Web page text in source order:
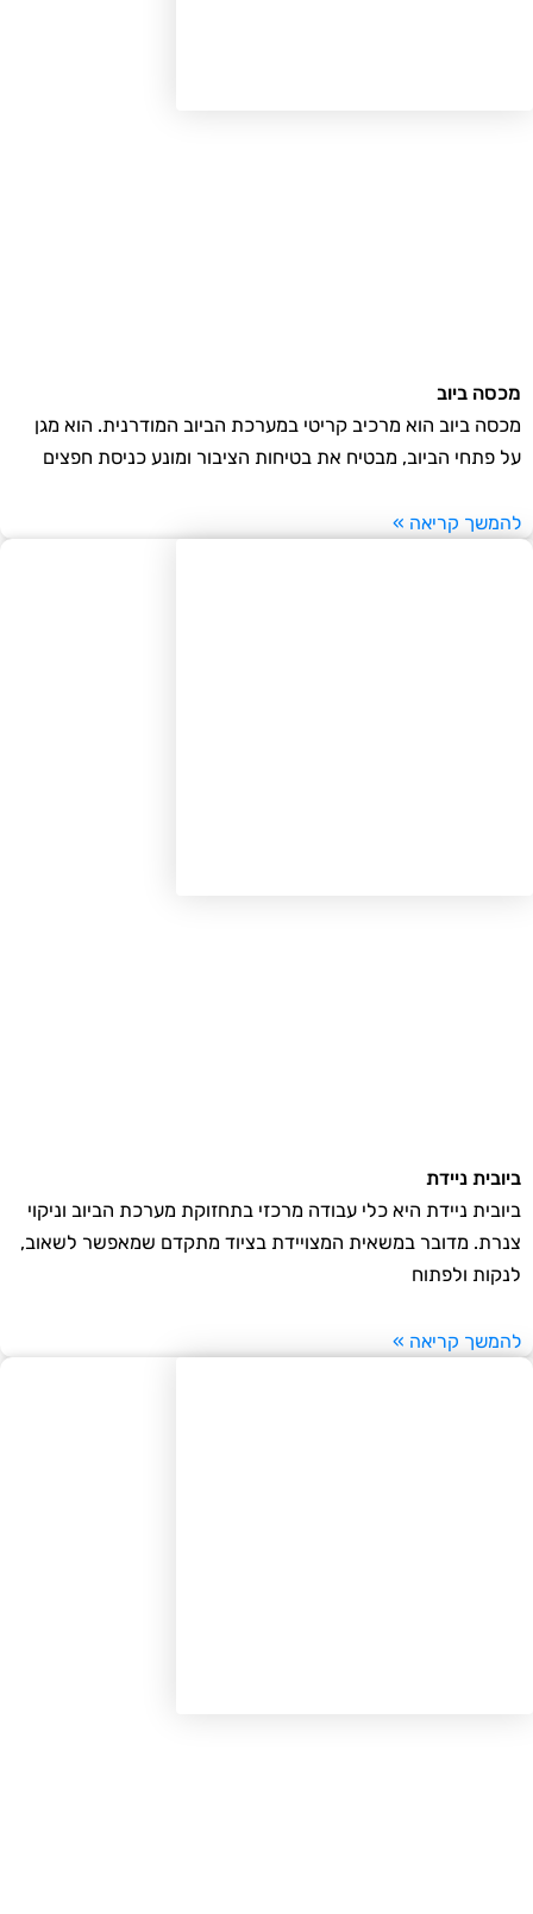
ביוב
ביוב הוא מרכיב קריטי במערכת הביוב המודרנית. הוא מגן
פתחי הביוב, מבטיח את בטיחות הציבור ומונע כניסת חפצים
קריאה »
ניידת
ניידת היא כלי עבודה מרכזי בתחזוקת מערכת הביוב וניקוי
מדובר במשאית המצויידת בציוד מתקדם שמאפשר לשאוב,
ולפתוח
קריאה »